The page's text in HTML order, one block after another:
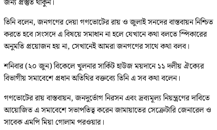
জন্য প্রস্তুত থাকুন।
তিনি বলেন, জনগণের দেয়া গণভোটের রায় ও জুলাই সনদের বাস্তবায়ন নিশ্চিত
করতে হবে।সংসদে এ বিষয়ে সমাধান না হলে যেখানে কথা বলতে স্পিকারের
অনুমতি প্রয়োজন হয় না, সেখানেই আমরা জনগণের সাথে কথা বলব।
শনিবার (২০ জুন) বিকেলে খুলনার সার্কিট হাউজ ময়দানে ১১ দলীয় ঐক্যের
বিভাগীয় সমাবেশে প্রধান অতিথির বক্তব্যে তিনি এ সব কথা বলেন।
গণভোটের রায় বাস্তবায়ন, জনদুর্ভোগ নিরসন এবং দ্রব্যমূল্য নিয়ন্ত্রণের দাবিতে
আয়োজিত এ সমাবেশে সভাপতিত্ব করেন জামায়াতের সেক্রেটারি জেনারেল ও
সাবেক এমপি মিয়া গোলাম পরওয়ার।